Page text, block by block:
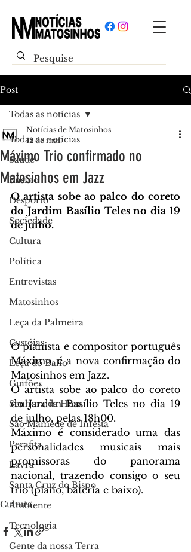
Post
Todas as notícias
Saúde
Ensino
Desporto
Sociedade
Cultura
Política
Entrevistas
Matosinhos
Leça da Palmeira
Custóias
Leça do Balio
Guifões
Senhora da Hora
São Mamede de Infesta
Perafita
Lavra
Santa Cruz do Bispo
Ambiente
Tecnologia
Gente da nossa Terra
Todas as notícias
Máximo Trio confirmado no
Matosinhos em Jazz
Notícias de Matosinhos
12 de mai.
O artista sobe ao palco do coreto
do Jardim Basílio Teles no dia 19
de julho.
O pianista e compositor português
Máximo, é a nova confirmação do
Matosinhos em Jazz.
O artista sobe ao palco do coreto
do Jardim Basílio Teles no dia 19
de julho, pelas 18h00.
Máximo é considerado uma das
personalidades musicais mais
promissoras do panorama
nacional, trazendo consigo o seu
trio (piano, bateria e baixo).
Cultura